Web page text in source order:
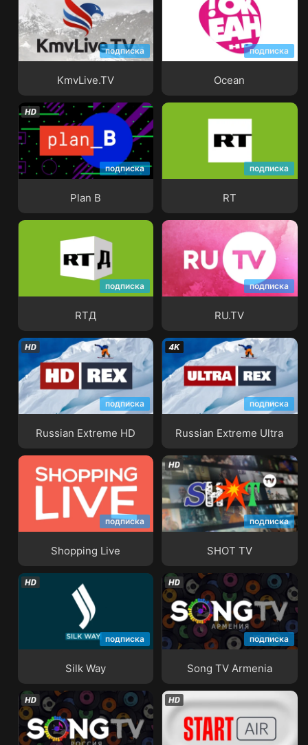
подписка
KmvLive.TV
KmvLive.TV
подписка
Ocean
подписка
Plan B
Plan B
подписка
RT
подписка
RTД
подписка
RU.TV
RU.TV
подписка
Russian Extreme HD
Russian Extreme HD
подписка
Russian Extreme Ultra
Russian Extreme Ultra
подписка
Shopping Live
Shopping Live
подписка
SHOT TV
SHOT TV
подписка
Silk Way
подписка
Song TV Armenia
Song TV Armenia